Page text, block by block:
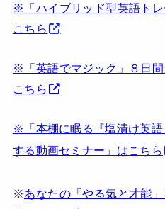
※「ハイブリッド型英語ト
こちら
※「英語でマジック」８日
こちら
※「本棚に眠る『塩漬け英
する動画セミナー」はこちら
※あなたの「やる気と才能